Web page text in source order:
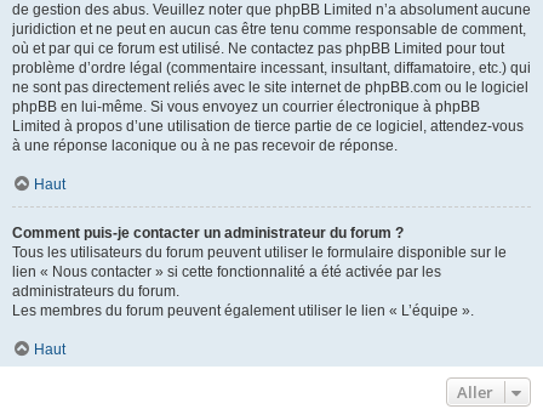
de gestion des abus. Veuillez noter que phpBB Limited n’a absolument aucune
juridiction et ne peut en aucun cas être tenu comme responsable de comment,
où et par qui ce forum est utilisé. Ne contactez pas phpBB Limited pour tout
problème d’ordre légal (commentaire incessant, insultant, diffamatoire, etc.) qui
ne sont pas directement reliés avec le site internet de phpBB.com ou le logiciel
phpBB en lui-même. Si vous envoyez un courrier électronique à phpBB
Limited à propos d’une utilisation de tierce partie de ce logiciel, attendez-vous
à une réponse laconique ou à ne pas recevoir de réponse.
Haut
Comment puis-je contacter un administrateur du forum ?
Tous les utilisateurs du forum peuvent utiliser le formulaire disponible sur le
lien « Nous contacter » si cette fonctionnalité a été activée par les
administrateurs du forum.
Les membres du forum peuvent également utiliser le lien « L’équipe ».
Haut
Aller